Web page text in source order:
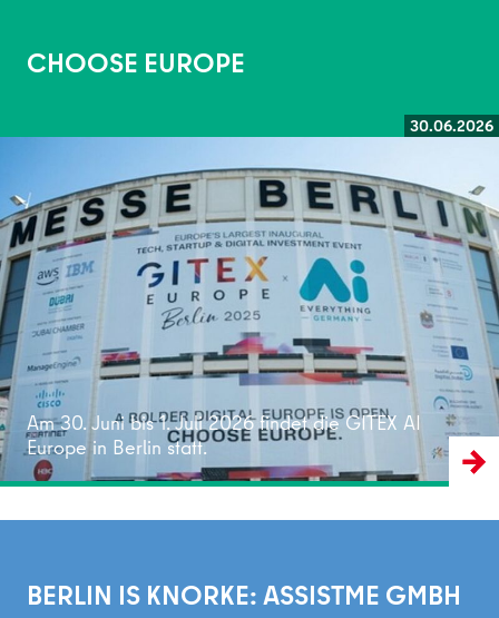
CHOOSE EUROPE
30.06.2026
Am 30. Juni bis 1. Juli 2026 findet die GITEX AI
Europe in Berlin statt.
Weiterlesen
BERLIN IS KNORKE: ASSISTME GMBH